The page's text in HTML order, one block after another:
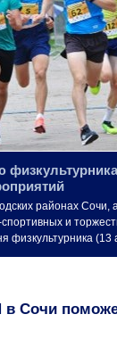
районах
спортивных и
физкультурника (13
в Сочи